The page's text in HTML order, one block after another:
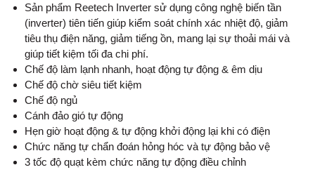
Sản phẩm Reetech Inverter sử dụng công nghệ biến tần
(inverter) tiên tiến giúp kiểm soát chính xác nhiệt độ, giảm
tiêu thụ điện năng, giảm tiếng ồn, mang lại sự thoải mái và
giúp tiết kiệm tối đa chi phí.
Chế độ làm lạnh nhanh, hoạt động tự động & êm dịu
Chế độ chờ siêu tiết kiệm
Chế độ ngủ
Cánh đảo gió tự động
Hẹn giờ hoạt động & tự động khởi động lại khi có điện
Chức năng tự chẩn đoán hỏng hóc và tự động bảo vệ
3 tốc độ quạt kèm chức năng tự động điều chỉnh